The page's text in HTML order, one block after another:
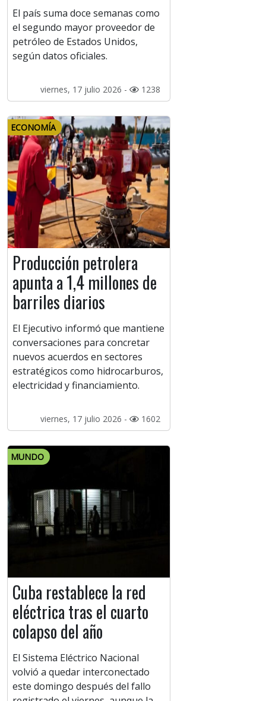
El país suma doce semanas como
el segundo mayor proveedor de
petróleo de Estados Unidos,
según datos oficiales.
viernes, 17 julio 2026 - 1238
ECONOMÍA
Producción petrolera
apunta a 1,4 millones de
barriles diarios
El Ejecutivo informó que mantiene
conversaciones para concretar
nuevos acuerdos en sectores
estratégicos como hidrocarburos,
electricidad y financiamiento.
viernes, 17 julio 2026 - 1602
MUNDO
Cuba restablece la red
eléctrica tras el cuarto
colapso del año
El Sistema Eléctrico Nacional
volvió a quedar interconectado
este domingo después del fallo